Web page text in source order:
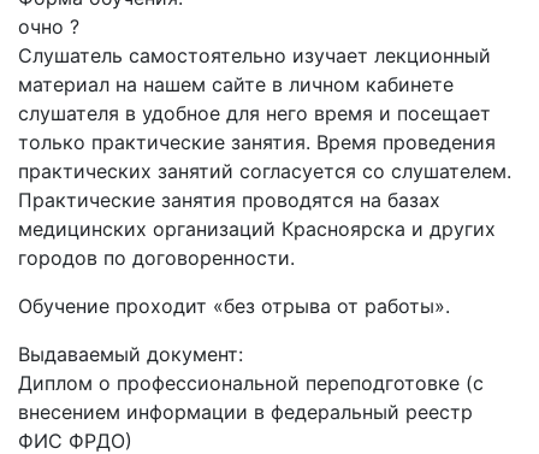
очно ?
Слушатель самостоятельно изучает лекционный
материал на нашем сайте в личном кабинете
слушателя в удобное для него время и посещает
только практические занятия. Время проведения
практических занятий согласуется со слушателем.
Практические занятия проводятся на базах
медицинских организаций Красноярска и других
городов по договоренности.
Обучение проходит «без отрыва от работы».
Выдаваемый документ:
Диплом о профессиональной переподготовке (с
внесением информации в федеральный реестр
ФИС ФРДО)